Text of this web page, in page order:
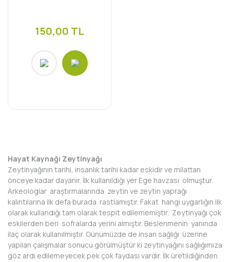
150,00 TL
Hayat Kaynağı Zeytinyağı
Zeytinyağının tarihi, insanlık tarihi kadar eskidir ve milattan
önceye kadar dayanır. İlk kullanıldığı yer Ege havzası olmuştur.
Arkeologlar araştırmalarında zeytin ve zeytin yaprağı
kalıntılarına ilk defa burada rastlamıştır. Fakat hangi uygarlığın ilk
olarak kullandığı tam olarak tespit edilememiştir. Zeytinyağı çok
eskilerden beri sofralarda yerini almıştır. Beslenmenin yanında
ilaç olarak kullanılmıştır. Günümüzde de insan sağlığı üzerine
yapılan çalışmalar sonucu görülmüştür ki zeytinyağını sağlığımıza
göz ardı edilemeyecek pek çok faydası vardır. İlk üretildiğinden